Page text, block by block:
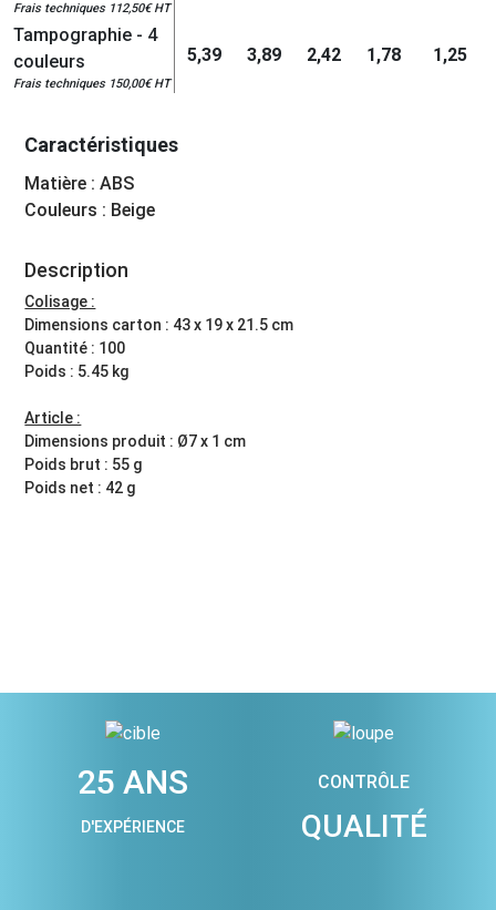
Frais techniques 112,50€ HT
Tampographie - 4
couleurs
Frais techniques 150,00€ HT
5,39 3,89 2,42 1,78 1,25
Caractéristiques
Matière : ABS
Couleurs : Beige
Description
Colisage :
Dimensions carton : 43 x 19 x 21.5 cm
Quantité : 100
Poids : 5.45 kg
Article :
Dimensions produit : Ø7 x 1 cm
Poids brut : 55 g
Poids net : 42 g
25 ANS
D'EXPÉRIENCE
CONTRÔLE
QUALITÉ